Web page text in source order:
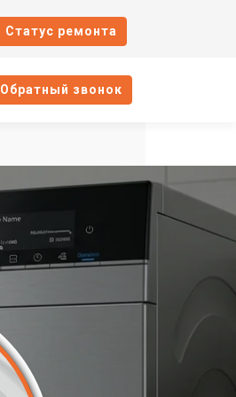
Cтатус ремонта
Oбратный звонок